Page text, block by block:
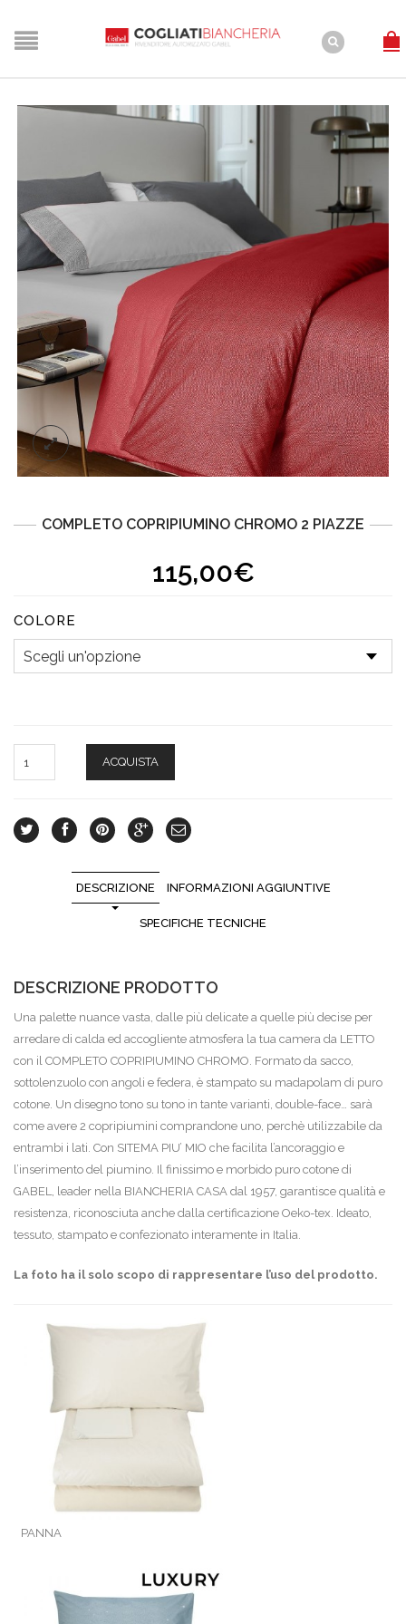
COMPLETO COPRIPIUMINO CHROMO 2 PIAZZE
115,00€
COLORE
ACQUISTA
DESCRIZIONE INFORMAZIONI AGGIUNTIVE
SPECIFICHE TECNICHE
DESCRIZIONE PRODOTTO
Una palette nuance vasta, dalle più delicate a quelle più decise per
arredare di calda ed accogliente atmosfera la tua camera da LETTO
con il COMPLETO COPRIPIUMINO CHROMO. Formato da sacco,
sottolenzuolo con angoli e federa, è stampato su madapolam di puro
cotone. Un disegno tono su tono in tante varianti, double-face… sarà
come avere 2 copripiumini comprandone uno, perchè utilizzabile da
entrambi i lati. Con SITEMA PIU’ MIO che facilita l’ancoraggio e
l’inserimento del piumino. Il finissimo e morbido puro cotone di
GABEL, leader nella BIANCHERIA CASA dal 1957, garantisce qualità e
resistenza, riconosciuta anche dalla certificazione Oeko-tex. Ideato,
tessuto, stampato e confezionato interamente in Italia.
La foto ha il solo scopo di rappresentare l’uso del prodotto.
PANNA